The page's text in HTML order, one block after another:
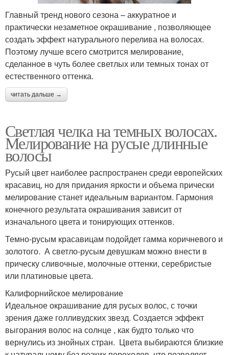
Главный тренд нового сезона – аккуратное и
практически незаметное окрашивание , позволяющее
создать эффект натурального перелива на волосах.
Поэтому лучше всего смотрится мелирование,
сделанное в чуть более светлых или темных тонах от
естественного оттенка.
читать дальше →
Светлая челка на темных волосах.
Мелирование на русые длинные
волосы
Русый цвет наиболее распространен среди европейских
красавиц, но для придания яркости и объема прически
мелирование станет идеальным вариантом. Гармония
конечного результата окрашивания зависит от
изначального цвета и тонирующих оттенков.
Темно-русым красавицам подойдет гамма коричневого и
золотого. А светло-русым девушкам можно внести в
прическу сливочные, молочные оттенки, серебристые
или платиновые цвета.
Калифорнийское мелирование
Идеальное окрашивание для русых волос, с точки
зрения даже голливудских звезд. Создается эффект
выгорания волос на солнце , как будто только что
вернулись из знойных стран. Цвета выбираются близкие